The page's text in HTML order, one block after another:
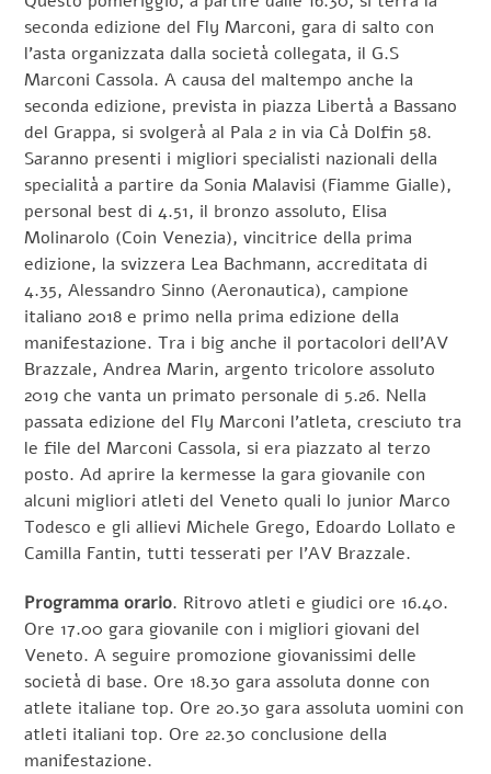
seconda edizione del Fly Marconi, gara di salto con
l’asta organizzata dalla società collegata, il G.S
Marconi Cassola. A causa del maltempo anche la
seconda edizione, prevista in piazza Libertà a Bassano
del Grappa, si svolgerà al Pala 2 in via Cà Dolfin 58.
Saranno presenti i migliori specialisti nazionali della
specialità a partire da Sonia Malavisi (Fiamme Gialle),
personal best di 4.51, il bronzo assoluto, Elisa
Molinarolo (Coin Venezia), vincitrice della prima
edizione, la svizzera Lea Bachmann, accreditata di
4.35, Alessandro Sinno (Aeronautica), campione
italiano 2018 e primo nella prima edizione della
manifestazione. Tra i big anche il portacolori dell’AV
Brazzale, Andrea Marin, argento tricolore assoluto
2019 che vanta un primato personale di 5.26. Nella
passata edizione del Fly Marconi l’atleta, cresciuto tra
le file del Marconi Cassola, si era piazzato al terzo
posto. Ad aprire la kermesse la gara giovanile con
alcuni migliori atleti del Veneto quali lo junior Marco
Todesco e gli allievi Michele Grego, Edoardo Lollato e
Camilla Fantin, tutti tesserati per l’AV Brazzale.
Programma orario. Ritrovo atleti e giudici ore 16.40.
Ore 17.00 gara giovanile con i migliori giovani del
Veneto. A seguire promozione giovanissimi delle
società di base. Ore 18.30 gara assoluta donne con
atlete italiane top. Ore 20.30 gara assoluta uomini con
atleti italiani top. Ore 22.30 conclusione della
manifestazione.